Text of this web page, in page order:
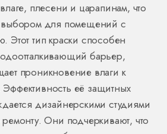
плесени и царапинам, что
выбором для помещений с
Этот тип краски способен
барьер,
проникновение влаги к
её защитных
дизайнерскими студиями
Они подчеркивают, что